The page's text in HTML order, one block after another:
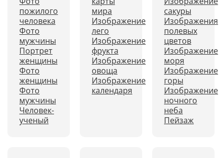
пожилого
человека
Фото
мужчины
Портрет
женщины
Фото
женщины
Фото
мужчины
Человек-
ученый
мира
Изображение
лего
Изображение
фрукта
Изображение
овоща
Изображение
календаря
сакуры
Изображения
полевых
цветов
Изображение
моря
Изображение
горы
Изображение
ночного
неба
Пейзаж